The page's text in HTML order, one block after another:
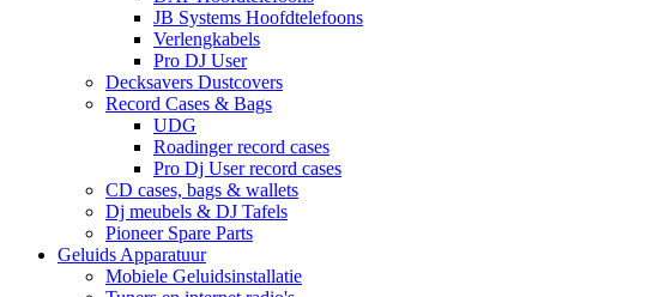
JB Systems Hoofdtelefoons
Verlengkabels
Pro DJ User
Decksavers Dustcovers
Record Cases & Bags
UDG
Roadinger record cases
Pro Dj User record cases
CD cases, bags & wallets
Dj meubels & DJ Tafels
Pioneer Spare Parts
Geluids Apparatuur
Mobiele Geluidsinstallatie